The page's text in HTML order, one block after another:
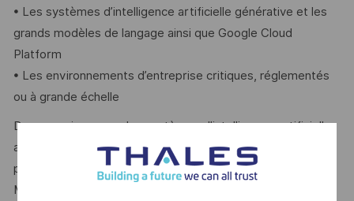
• Les systèmes d’intelligence artificielle générative et les
grands modèles de langage ainsi que Google Cloud
Platform
• Les environnements d’entreprise critiques, réglementés
ou à grande échelle
Des connaissances des systèmes d’intelligence artificielle
agentiques, des outils d’observabilité et d’évaluation, des
pipelines Machine Learning Operations et Large Language
Model Operations sont attendues.